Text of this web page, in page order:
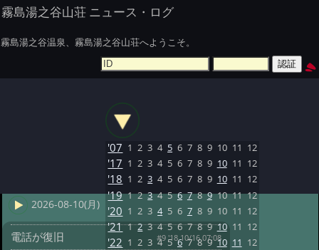
霧島湯之谷山荘 ニュース・ログ
霧島湯之谷温泉、霧島湯之谷山荘へようこそ。
2026-08-10(月)
電話が復旧 #9 '18 10/16 07:08
'07 1 2 3 4 5 6 7 8 9 10 11 12
'17 1 2 3 4 5 6 7 8 9 10 11 12
'18 1 2 3 4 5 6 7 8 9 10 11 12
'19 1 2 3 4 5 6 7 8 9 10 11 12
'20 1 2 3 4 5 6 7 8 9 10 11 12
'21 1 2 3 4 5 6 7 8 9 10 11 12
'22 1 2 3 4 5 6 7 8 9 10 11 12